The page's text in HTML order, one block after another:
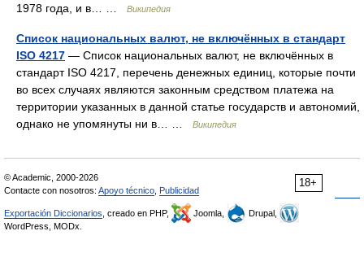
1978 года, и в… …
Википедия
Список национальных валют, не включённых в стандарт
ISO 4217 — Список национальных валют, не включённых в
стандарт ISO 4217, перечень денежных единиц, которые почти
во всех случаях являются законным средством платежа на
территории указанных в данной статье государств и автономий,
однако не упомянуты ни в… …
Википедия
18+
© Academic, 2000-2026
Contacte con nosotros: Apoyo técnico Publicidad
Exportación Diccionarios , creado en PHP, Joomla,
Drupal,
WordPress, MODx.